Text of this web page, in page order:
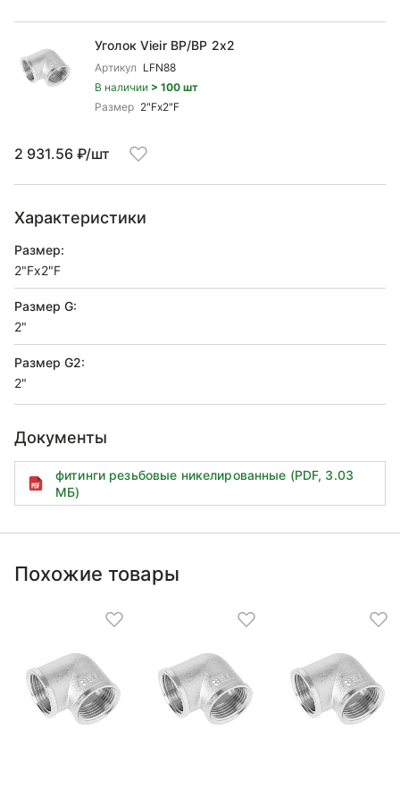
Уголок Vieir ВР/ВР 2x2
Артикул LFN88
В наличии > 100 шт
Размер 2"Fx2"F
2 931.56 ₽/шт
Характеристики
Размер:
2"Fx2"F
Размер G:
2"
Размер G2:
2"
Документы
фитинги резьбовые никелированные (PDF, 3.03
МБ)
Похожие товары